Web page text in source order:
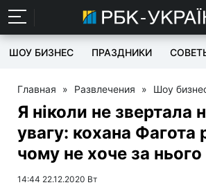
ШОУ БИЗНЕС ПРАЗДНИКИ
Главная » Развлечения » Шоу
Я ніколи не звертала
увагу: кохана Фагота
чому не хоче за
14:44 22.12.2020 Вт